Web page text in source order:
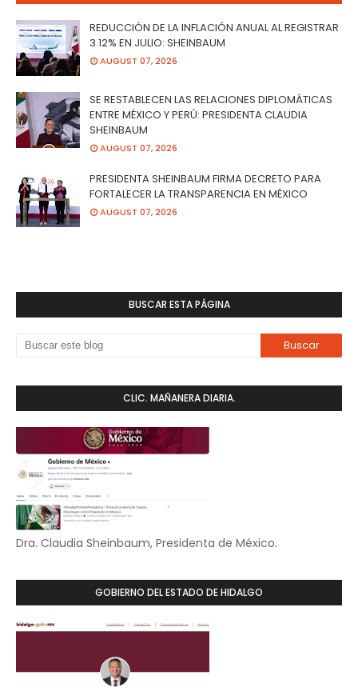
REDUCCIÓN DE LA INFLACIÓN ANUAL AL REGISTRAR
3.12% EN JULIO: SHEINBAUM
AUGUST 07, 2026
SE RESTABLECEN LAS RELACIONES DIPLOMÁTICAS
ENTRE MÉXICO Y PERÚ: PRESIDENTA CLAUDIA
SHEINBAUM
AUGUST 07, 2026
PRESIDENTA SHEINBAUM FIRMA DECRETO PARA
FORTALECER LA TRANSPARENCIA EN MÉXICO
AUGUST 07, 2026
BUSCAR ESTA PÁGINA
CLIC. MAÑANERA DIARIA.
Dra. Claudia Sheinbaum, Presidenta de México.
GOBIERNO DEL ESTADO DE HIDALGO